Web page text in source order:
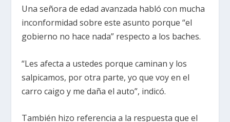
Una señora de edad avanzada habló con mucha
inconformidad sobre este asunto porque “el
gobierno no hace nada” respecto a los baches.
“Les afecta a ustedes porque caminan y los
salpicamos, por otra parte, yo que voy en el
carro caigo y me daña el auto”, indicó.
También hizo referencia a la respuesta que el